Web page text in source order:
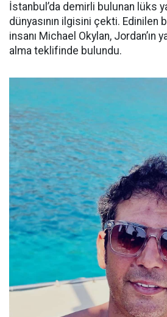
İstanbul’da demirli bulunan lüks
dünyasının ilgisini çekti. Edinilen
insanı Michael Okylan, Jordan’ın
alma teklifinde bulundu.